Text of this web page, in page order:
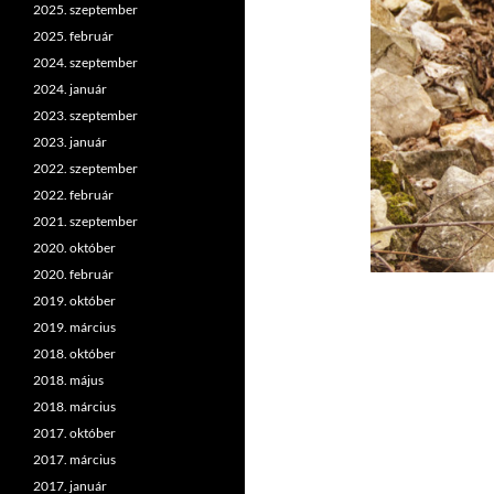
2025. szeptember
2025. február
2024. szeptember
2024. január
2023. szeptember
2023. január
2022. szeptember
2022. február
2021. szeptember
2020. október
2020. február
2019. október
2019. március
2018. október
2018. május
2018. március
2017. október
2017. március
2017. január